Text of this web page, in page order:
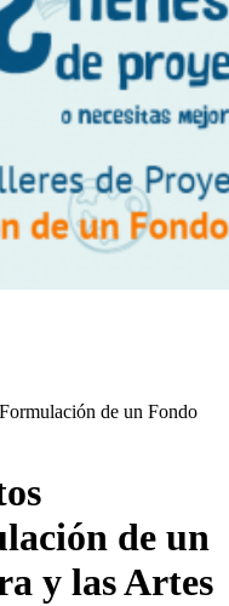
de un Fondo
de un
y las Artes